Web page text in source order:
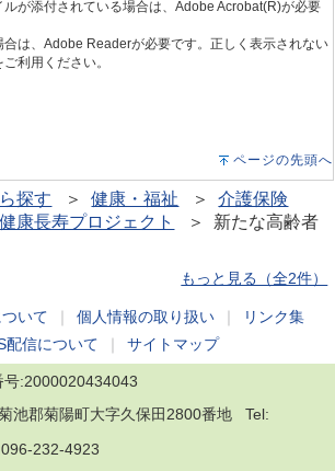
が添付されている場合は、Adobe Acrobat(R)が必要
合は、Adobe Readerが必要です。正しく表示されない
利用ください。
ページの先頭へ
探す ＞健康・福祉 ＞介護保険
健康長寿プロジェクト
＞ 新たな高齢者
もっと見る（全2件）
いて 個人情報の取り扱い
リンク集
配信について サイトマップ
:2000020434043
池郡菊陽町大字久保田2800番地 Tel:
232-4923